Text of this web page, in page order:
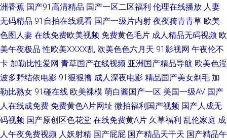
在线 欧美另类第一区 日韩高清色图 亚洲国产黄色精品 91高清视频在线
www很很插 丰满少妇AV 久久国产品精 人人操人人超碰 色先锋AV导航 日韩
免费乱轮网站 男人肏屄一区二区 丝袜性爱 69av免费 97福利导航 日韩w欧美
s 五月天亚州色图 www啪啪啪av 国产美女自在线 四虎日韩色图 日韩色中色
精导航 午夜av网址 玖草在线 午夜福利姬 91白虎 avtt久久天堂 国产精品永久
洲香蕉 国产91高清精品 国产一区二区福利 伦理在线播放 人妻
无码精品 91自拍在线观看 国产一级片内射 夜夜骑青青草 欧美
色图人妻 在线免费欧美视频 免费黄色毛片 成人精品无码视频 欧
美午夜极品 性欧美ⅩⅩⅩⅩ乱 欧美色色六月天 91影视网 午夜伦不
卡 加勒比性爱网 青草国产在线视频 亚洲国产精品导航 欧美色淫
波多野结依电影 91狠狠撸 成人深夜电影 精品国产美女剃毛 加
勒比熟女 91碰在线 欧美裸模 萌白酱国产一区 美国一级AV 国产
人在线成免费 免费黄色A片网址 微拍福利国产视频 国产人成无
码视频 国产原创区色花堂 在线免费黄A片 久草福利 乱伦家庭 成
人午夜免费视频 人妖射精 国产屁屁 国产精品天干天 国产精品午